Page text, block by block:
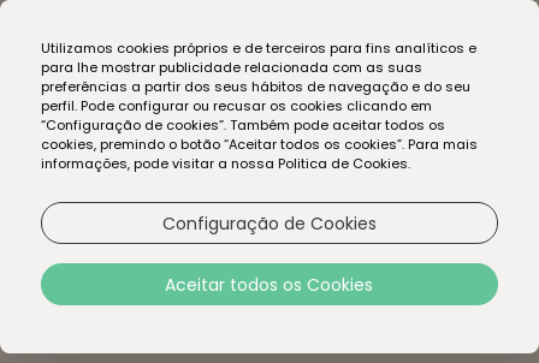
Utilizamos cookies próprios e de terceiros para fins analíticos e
para lhe mostrar publicidade relacionada com as suas
preferências a partir dos seus hábitos de navegação e do seu
perfil. Pode configurar ou recusar os cookies clicando em
“Configuração de cookies”. Também pode aceitar todos os
cookies, premindo o botão “Aceitar todos os cookies”. Para mais
informações, pode visitar a nossa Politica de Cookies.
Configuração de Cookies
Aceitar todos os Cookies